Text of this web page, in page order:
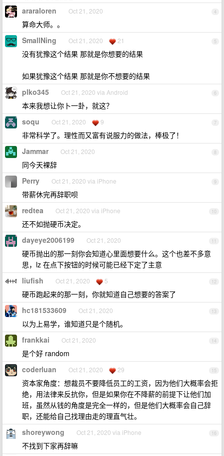
4
araraloren Oct 21, 2020
算命大师。。
5
SmallNing Oct 21, 2020 21
没有犹豫这个结果 那就是你想要的结果
如果犹豫这个结果 那就是你不想要的结果
6
plko345 Oct 21, 2020 via Android
本来我想让你卜一卦，就这？
7
soqu Oct 21, 2020 9
非常科学了。理性而又富有说服力的做法，棒极了！
8
Jammar Oct 21, 2020
同今天裸辞
9
Perry Oct 21, 2020 via iPhone
带薪休完再辞职呗
10
redtea Oct 21, 2020 via iPhone
还不如抛硬币决定。
11
dayeye2006199 Oct 21, 2020
硬币抛出的那一刻你会知道心里面想要什么。这个也差不多意
思，lz 在点下按钮的时候可能已经下定了主意
12
liufish Oct 21, 2020 5
硬币跑起来的那一刻，你就知道自己想要的答案了
13
hc181533609 Oct 21, 2020
以为上易学，谁知道只是个随机。
14
frankkai Oct 21, 2020
是个好 random
15
coderluan Oct 21, 2020 29
资本家角度：想裁员不要降低员工的工资，因为他们大概率会拒
绝，用法律来反抗你，但是如果你在不降薪的前提下让他们加
班，虽然从钱的角度是完全一样的，但是他们大概率会自己辞
职，还能给自己找理由走的理直气壮。
16
shoreywong Oct 21, 2020 via iPhone
不找到下家再辞嘛